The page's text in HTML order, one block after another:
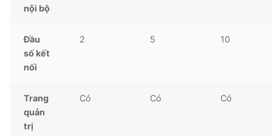
nội bộ
Đầu
số kết
nối
2 5 10
Trang
quản
trị
Có Có Có